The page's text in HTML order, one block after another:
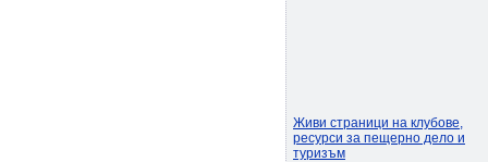
Живи страници на клубове,
ресурси за пещерно дело и
туризъм